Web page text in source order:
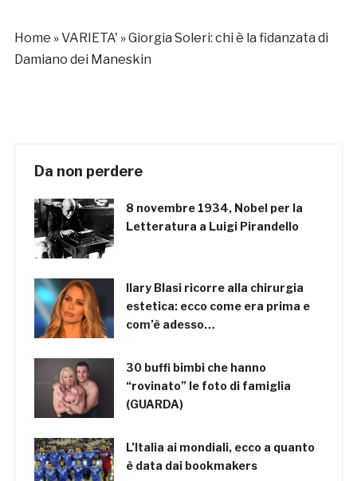
Home »VARIETA' »Giorgia Soleri: chi è la fidanzata di
Damiano dei Maneskin
Da non perdere
8 novembre 1934, Nobel per la
Letteratura a Luigi Pirandello
Ilary Blasi ricorre alla chirurgia
estetica: ecco come era prima e
com’è adesso…
30 buffi bimbi che hanno
“rovinato” le foto di famiglia
(GUARDA)
L’Italia ai mondiali, ecco a quanto
è data dai bookmakers